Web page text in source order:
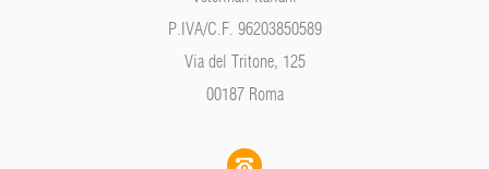
P.IVA/C.F. 96203850589
Via del Tritone, 125
00187 Roma